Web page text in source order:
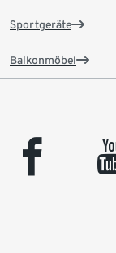
Sportgeräte
Balkonmöbel
facebook